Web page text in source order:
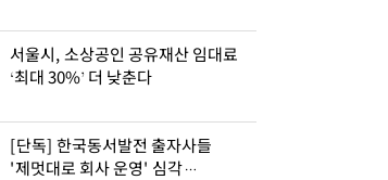
서울시, 소상공인 공유재산 임대료
‘최대 30%’ 더 낮춘다
[단독] 한국동서발전 출자사들
'제멋대로 회사 운영' 심각…